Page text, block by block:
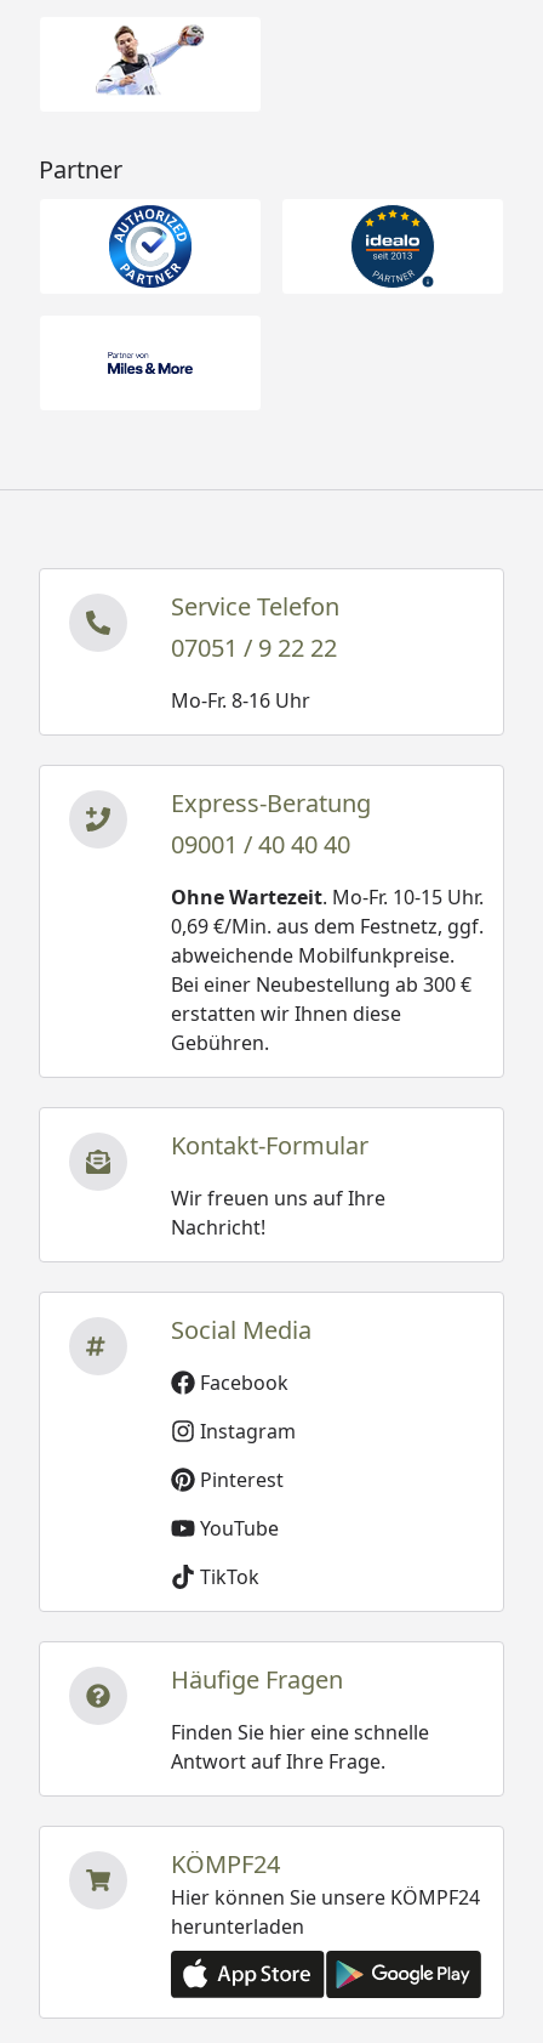
Partner
Service Telefon
07051 / 9 22 22
Mo-Fr. 8-16 Uhr
Express-Beratung
09001 / 40 40 40
Ohne Wartezeit. Mo-Fr. 10-15 Uhr.
0,69 €/Min. aus dem Festnetz, ggf.
abweichende Mobilfunkpreise.
Bei einer Neubestellung ab 300 €
erstatten wir Ihnen diese
Gebühren.
Kontakt-Formular
Wir freuen uns auf Ihre
Nachricht!
Social Media
Facebook
Instagram
Pinterest
YouTube
TikTok
Häufige Fragen
Finden Sie hier eine schnelle
Antwort auf Ihre Frage.
KÖMPF24
Hier können Sie unsere KÖMPF24
herunterladen